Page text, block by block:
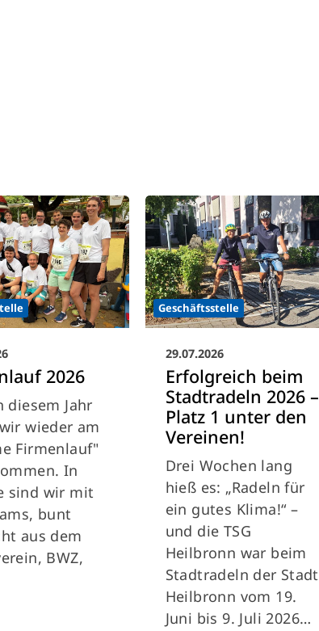
2026
diesem Jahr
wieder am
Firmenlauf"
In
sind wir mit
bunt
aus dem
BWZ,
Geschäftsstelle
29.07.2026
Erfolgreich beim
Stadtradeln 2026 –
Platz 1 unter den
Vereinen!
Drei Wochen lang
hieß es: „Radeln für
ein gutes Klima!“ –
und die TSG
Heilbronn war beim
Stadtradeln der Stadt
Heilbronn vom 19.
Juni bis 9. Juli 2026…